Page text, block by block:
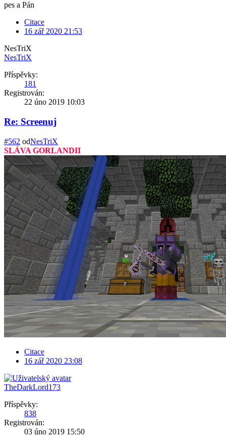
pes a Pán
Citace
16 zář 2020 21:53
NesTriX
NesTriX
Příspěvky:
181
Registrován:
22 úno 2019 10:03
Re: Screenuj
#562 odNesTriX
SLÁVA GORLANDII
Citace
16 zář 2020 23:08
TheDarkLord173
Příspěvky:
838
Registrován:
03 úno 2019 15:50